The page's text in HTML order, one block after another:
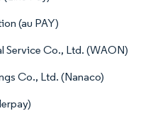
(au PAY)
Service Co., Ltd. (WAON)
Co., Ltd. (Nanaco)